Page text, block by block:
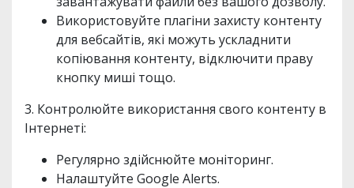
Використовуйте плагіни захисту контенту
для вебсайтів, які можуть ускладнити
копіювання контенту, відключити праву
кнопку миші тощо.
3. Контролюйте використання свого контенту в
Інтернеті:
Регулярно здійснюйте моніторинг.
Налаштуйте Google Alerts.